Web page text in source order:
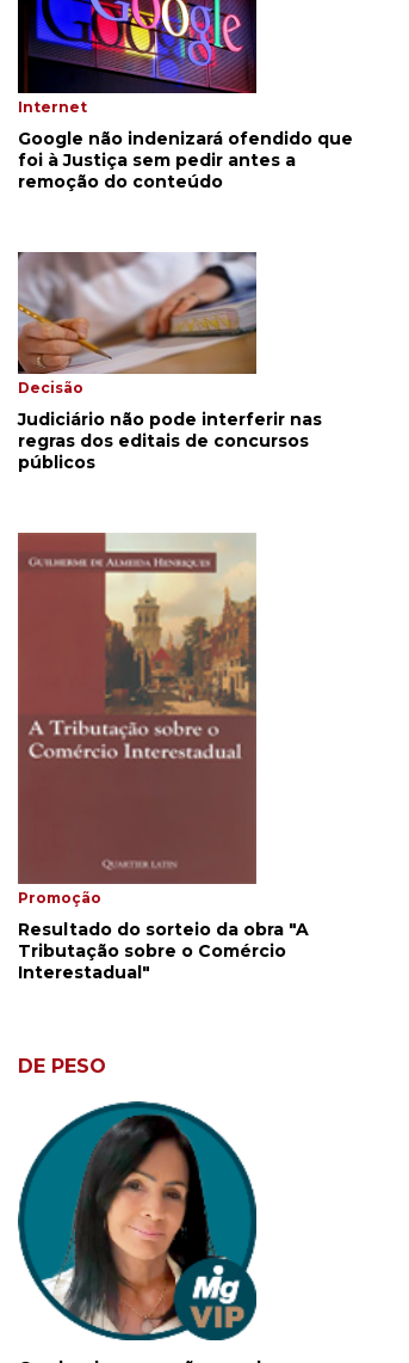
Internet
Google não indenizará ofendido que
foi à Justiça sem pedir antes a
remoção do conteúdo
Decisão
Judiciário não pode interferir nas
regras dos editais de concursos
públicos
Promoção
Resultado do sorteio da obra "A
Tributação sobre o Comércio
Interestadual"
DE PESO